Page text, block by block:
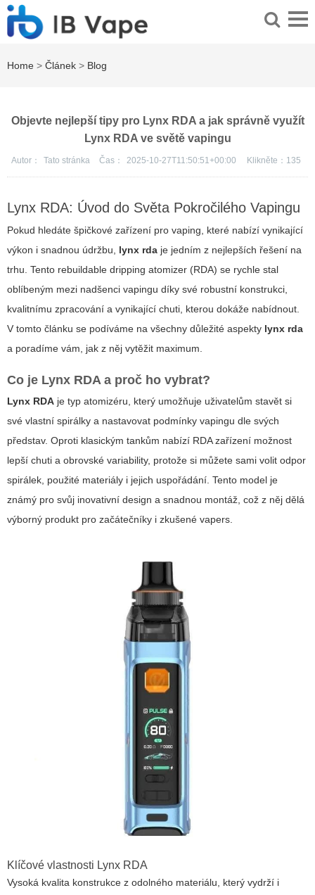
Home > Článek > Blog
Objevte nejlepší tipy pro Lynx RDA a jak správně využít
Lynx RDA ve světě vapingu
Autor： Tato stránka Čas： 2025-10-27T11:50:51+00:00 Klikněte： 135
Lynx RDA: Úvod do Světa Pokročilého Vapingu
Pokud hledáte špičkové zařízení pro vaping, které nabízí vynikající
výkon i snadnou údržbu, lynx rda je jedním z nejlepších řešení na
trhu. Tento rebuildable dripping atomizer (RDA) se rychle stal
oblíbeným mezi nadšenci vapingu díky své robustní konstrukci,
kvalitnímu zpracování a vynikající chuti, kterou dokáže nabídnout.
V tomto článku se podíváme na všechny důležité aspekty lynx rda
a poradíme vám, jak z něj vytěžit maximum.
Co je Lynx RDA a proč ho vybrat?
Lynx RDA je typ atomizéru, který umožňuje uživatelům stavět si
své vlastní spirálky a nastavovat podmínky vapingu dle svých
představ. Oproti klasickým tankům nabízí RDA zařízení možnost
lepší chuti a obrovské variability, protože si můžete sami volit odpor
spirálek, použité materiály i jejich uspořádání. Tento model je
známý pro svůj inovativní design a snadnou montáž, což z něj dělá
výborný produkt pro začátečníky i zkušené vapers.
Klíčové vlastnosti Lynx RDA
Vysoká kvalita konstrukce z odolného materiálu, který vydrží i